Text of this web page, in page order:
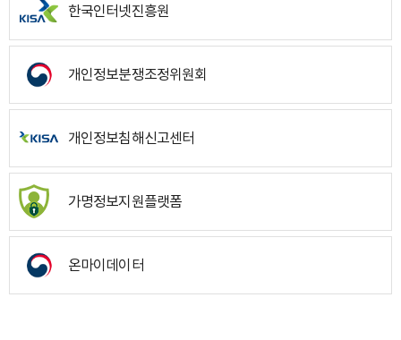
한국인터넷진흥원
개인정보분쟁조정위원회
개인정보침해신고센터
가명정보지원플랫폼
온마이데이터